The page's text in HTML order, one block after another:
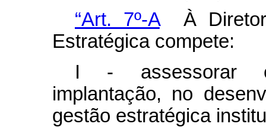
“Art. 7º-AÀ
Estratégica compete:
I - assessorar o
implantação, no
gestão estratégica